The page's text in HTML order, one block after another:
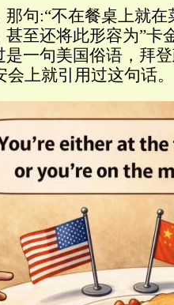
句:“不在餐桌上就在
至还将此形容为”卡
一句美国俗语，拜
上就引用过这句话。